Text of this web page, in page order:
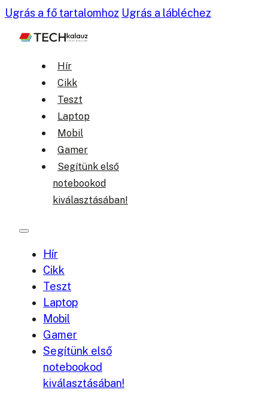
Ugrás a fő tartalomhoz Ugrás a lábléchez
Hír
Cikk
Teszt
Laptop
Mobil
Gamer
Segítünk első
notebookod
kiválasztásában!
Hír
Cikk
Teszt
Laptop
Mobil
Gamer
Segítünk első
notebookod
kiválasztásában!